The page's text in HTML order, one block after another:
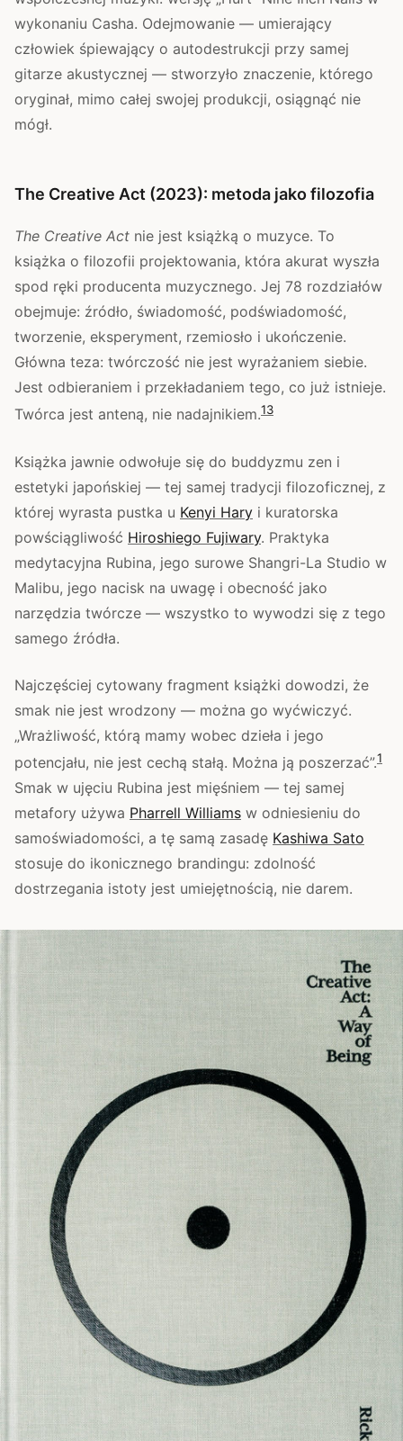
wykonaniu Casha. Odejmowanie — umierający
człowiek śpiewający o autodestrukcji przy samej
gitarze akustycznej — stworzyło znaczenie, którego
oryginał, mimo całej swojej produkcji, osiągnąć nie
mógł.
The Creative Act (2023): metoda jako filozofia
The Creative Act nie jest książką o muzyce. To
książka o filozofii projektowania, która akurat wyszła
spod ręki producenta muzycznego. Jej 78 rozdziałów
obejmuje: źródło, świadomość, podświadomość,
tworzenie, eksperyment, rzemiosło i ukończenie.
Główna teza: twórczość nie jest wyrażaniem siebie.
Jest odbieraniem i przekładaniem tego, co już istnieje.
Twórca jest anteną, nie nadajnikiem.13
Książka jawnie odwołuje się do buddyzmu zen i
estetyki japońskiej — tej samej tradycji filozoficznej, z
której wyrasta pustka u Kenyi Hary i kuratorska
powściągliwość Hiroshiego Fujiwary. Praktyka
medytacyjna Rubina, jego surowe Shangri-La Studio w
Malibu, jego nacisk na uwagę i obecność jako
narzędzia twórcze — wszystko to wywodzi się z tego
samego źródła.
Najczęściej cytowany fragment książki dowodzi, że
smak nie jest wrodzony — można go wyćwiczyć.
„Wrażliwość, którą mamy wobec dzieła i jego
potencjału, nie jest cechą stałą. Można ją poszerzać”.1
Smak w ujęciu Rubina jest mięśniem — tej samej
metafory używa Pharrell Williams w odniesieniu do
samoświadomości, a tę samą zasadę Kashiwa Sato
stosuje do ikonicznego brandingu: zdolność
dostrzegania istoty jest umiejętnością, nie darem.